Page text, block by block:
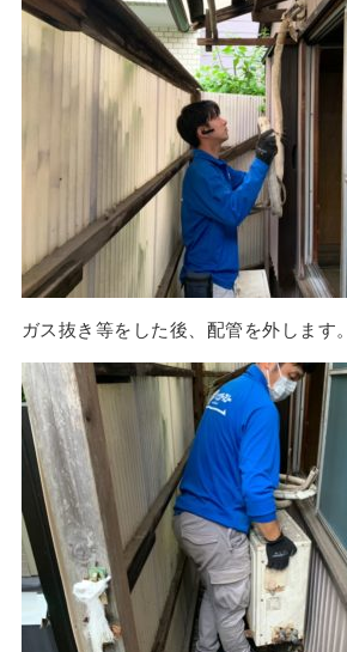
ガス抜き等をした後、配管を外します。